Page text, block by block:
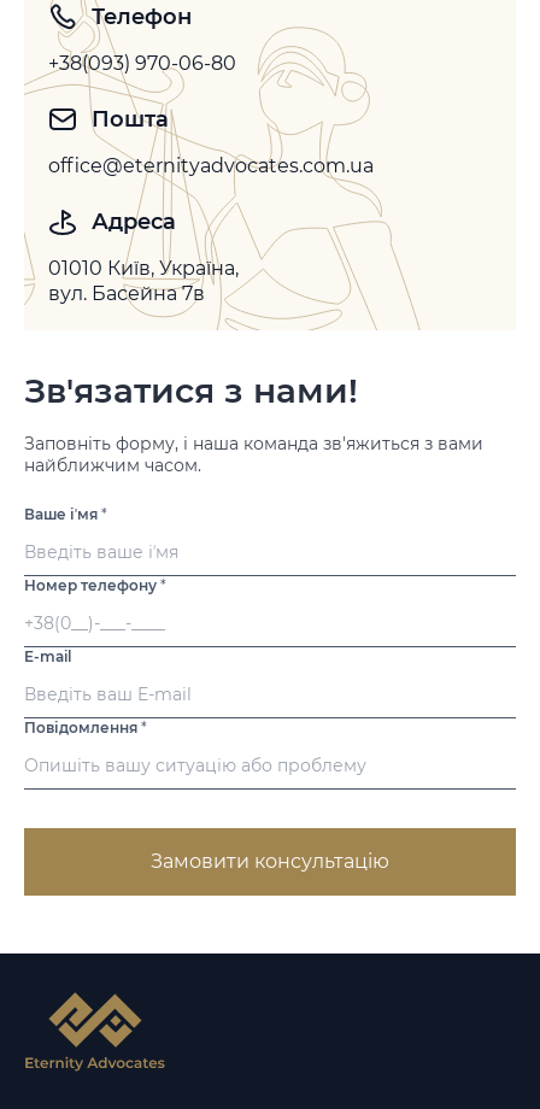
Телефон
+38(093) 970-06-80
Пошта
office@eternityadvocates.com.ua
Адреса
01010 Київ, Україна,
вул. Басейна 7в
Зв'язатися з нами!
Заповніть форму, і наша команда зв'яжиться з вами
найближчим часом.
Ваше іʼмя *
Номер телефону *
E-mail
Повідомлення *
Замовити консультацію